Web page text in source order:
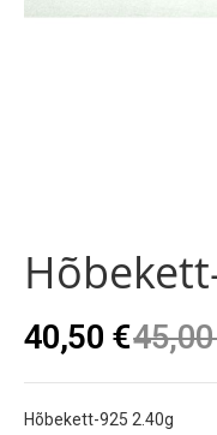
beginning
of
images
gallery
40,50 €
Hõbekett-925 2.40g